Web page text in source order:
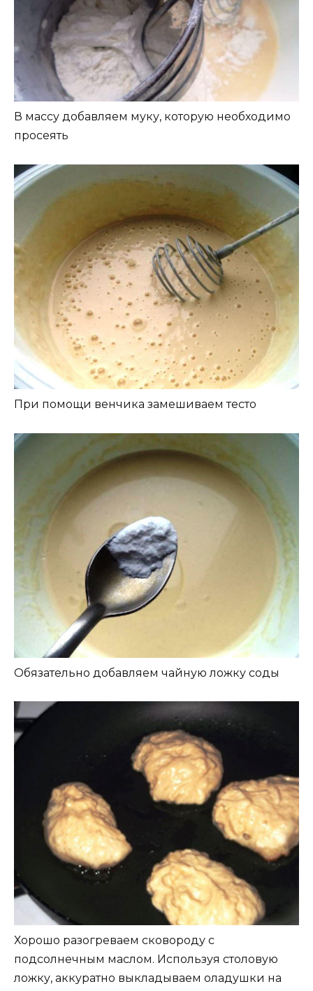
В массу добавляем муку, которую необходимо
просеять
При помощи венчика замешиваем тесто
Обязательно добавляем чайную ложку соды
Хорошо разогреваем сковороду с
подсолнечным маслом. Используя столовую
ложку, аккуратно выкладываем оладушки на